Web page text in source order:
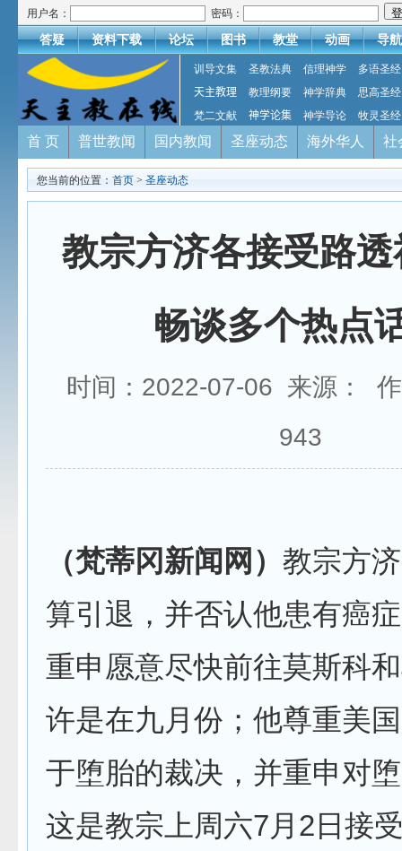
用户名： 密码：
答疑 资料下载 论坛 图书 教堂 动画 导航
训导文集 圣教法典 信理神学
多语圣经
天主教理
教理纲要 神学辞典
思高圣经
梵二文献
神学论集 神学导论 牧灵圣经
首 页 普世教闻 国内教闻 圣座动态 海外华人 社
您当前的位置： 首页 > 圣座动态
教宗方济各接受路
畅谈多个热点
时间：2022-07-06 来源：
943
（梵蒂冈新闻网） 教宗方
算引退，并否认他患有癌
重申愿意尽快前往莫斯科
许是在九月份；他尊重美
于堕胎的裁决，并重申对
这是教宗上周六7月2日接